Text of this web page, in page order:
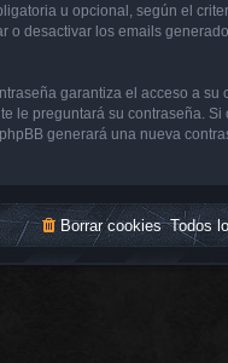
u opcional, según el
o desactivar los emails
garantiza el acceso a su
le preguntará su contraseña.
generará una nueva
Todos
Borrar cookies